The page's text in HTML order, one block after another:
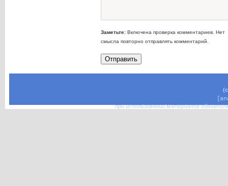
Заметьте:Включена проверка комментариев. Нет
смысла повторно отправлять комментарий.
при использовании материалов